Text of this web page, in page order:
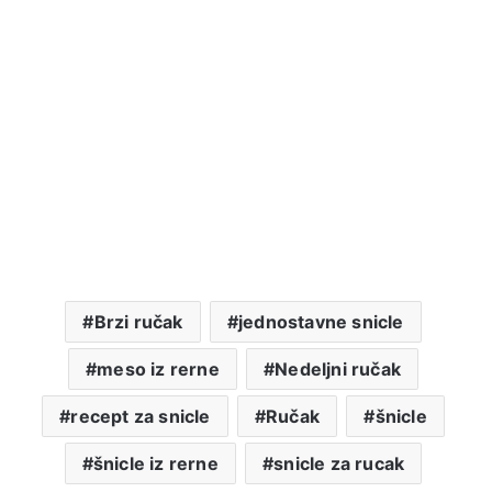
Brzi ručak jednostavne snicle
meso iz rerne Nedeljni ručak
recept za snicle Ručak šnicle
šnicle iz rerne snicle za rucak